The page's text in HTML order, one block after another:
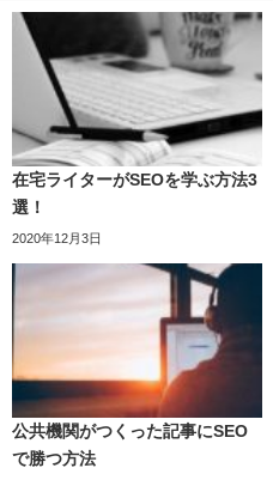
在宅ライターがSEOを学ぶ方法3
選！
2020年12月3日
公共機関がつくった記事にSEO
で勝つ方法